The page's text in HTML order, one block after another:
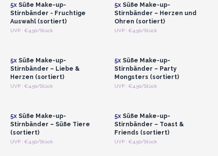
einfach zum Ausblenden von Haaren verwendet werden, diese
Stirnbänder sind eine charmante Ergänzung für jede
Schönheitsroutine – und ein garantierter Hit in Ihrem Geschäft.
einfügt.
5xSüße Make-up-
Stirnbänder - Fruchtige
Auswahl (sortiert)
UVP : €4.50/Stück
5xSüße Make-up-
Stirnbänder – Herzen und
Ohren (sortiert)
UVP : €4.50/Stück
Anmelden oder
5xSüße Make-up-
Stirnbänder – Liebe &
Herzen (sortiert)
UVP : €4.50/Stück
Anmelden oder
5xSüße Make-up-
Stirnbänder – Party
Mongsters (sortiert)
UVP : €4.50/Stück
Anmelden oder
5xSüße Make-up-
Stirnbänder – Süße Tiere
(sortiert)
UVP : €4.50/Stück
Anmelden oder
5xSüße Make-up-
Stirnbänder – Toast &
Friends (sortiert)
UVP : €4.50/Stück